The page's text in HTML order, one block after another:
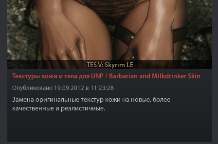
TES V: Skyrim LE
Текстуры кожи и тела для UNP / Barbarian and Milkdrinker Skin
Опубликовано 19.09.2012 в 11:23:28
Замена оригинальные текстур кожи на новые, более
качественные и реалистичные.